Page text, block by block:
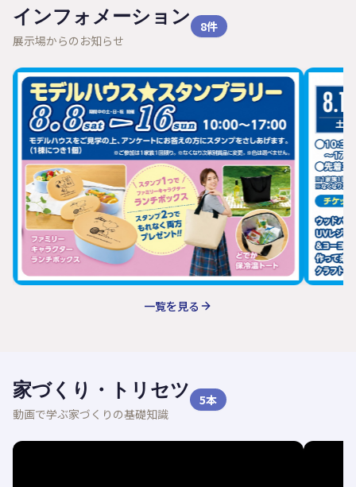
インフォメーション
展示場からのお知らせ
8件
一覧を見る
家づくり・トリセツ
動画で学ぶ家づくりの基礎知識
5本